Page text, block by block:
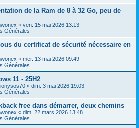
de la Ram de 8 à 32 Go, peu de
« ven. 15 mai 2026 13:13
Générales
du certificat de sécurité nécessaire en
« mer. 13 mai 2026 09:49
Générales
11 - 25H2
« dim. 3 mai 2026 19:03
Générales
free dans démarrer, deux chemins
« dim. 22 mars 2026 13:48
Générales